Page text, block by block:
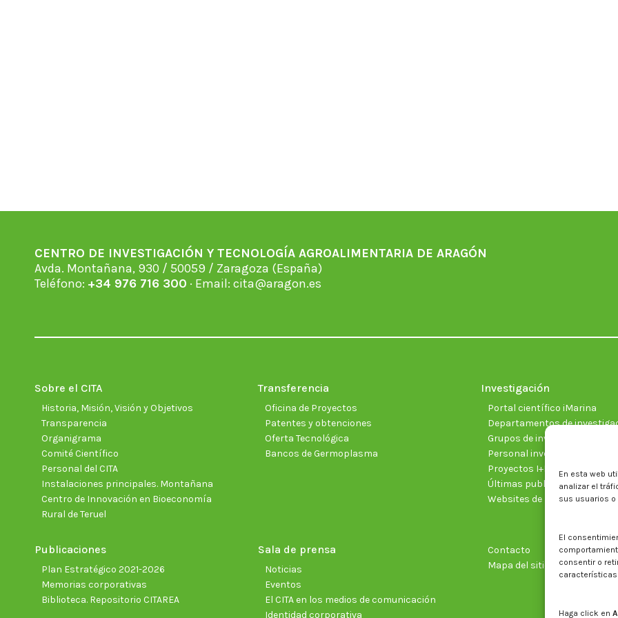
En esta web
analizar el
sus usuarios
El
consentir o
Haga click en
CENTRO DE INVESTIGACIÓN Y TECNOLOGÍA AGROALIMENTARIA DE ARAGÓN
Avda. Montañana, 930 / 50059 / Zaragoza (España)
Teléfono: +34 976 716 300 · Email: cita@aragon.es
Sobre el CITA
Historia, Misión, Visión y Objetivos
Transparencia
Organigrama
Comité Científico
Personal del CITA
Instalaciones principales. Montañana
Centro de Innovación en Bioeconomía
Rural de Teruel
Transferencia
Oficina de Proyectos
Patentes y obtenciones
Oferta Tecnológica
Bancos de Germoplasma
Investigación
Portal científico iMarina
Departamentos de
Grupos de investigación
Personal investigador
Proyectos I+D+I vigentes
Últimas publicaciones
Websites de proyectos
Publicaciones
Plan Estratégico 2021-2026
Memorias corporativas
Biblioteca. Repositorio CITAREA
Sala de prensa
Noticias
Eventos
El CITA en los medios de comunicación
Identidad corporativa
Contacto
Mapa del sitio web